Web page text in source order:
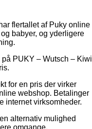
flertallet af Puky online
babyer, og yderligere
PUKY – Wutsch – Kiwi
for en pris der virker
webshop. Betalinger
internet virksomheder.
alternativ mulighed
omgange.